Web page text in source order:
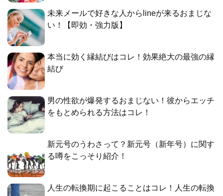
未来メールで好きな人からlineが来るおまじな
い！【即効・強力版】
本当に効く縁結びはコレ！効果絶大の最強の縁
結び
男の性欲が爆発するおまじない！彼からエッチ
をもとめられる方法はコレ！
新元号のうわさって？新元号（新年号）に関す
る噂をこっそり紹介！
人生の転換期に起こることはコレ！人生の転換